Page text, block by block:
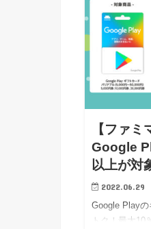
【ファミ
Google
以上が対
2022.06.29
Google Play
トク！最大